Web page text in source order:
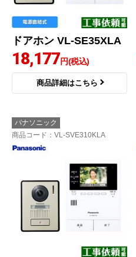
ドアホン VL-SE35XLA
18,177円(税込)
商品詳細はこちら
パナソニック
商品コード ：VL-SVE310KLA